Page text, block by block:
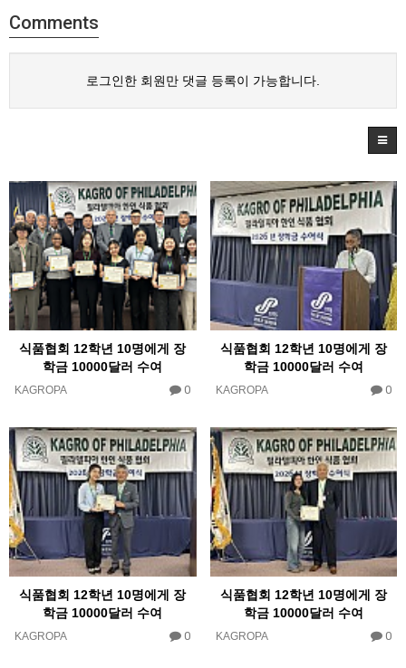
Comments
로그인한 회원만 댓글 등록이 가능합니다.
식품협회 12학년 10명에게 장
학금 10000달러 수여
KAGROPA 0
식품협회 12학년 10명에게 장
학금 10000달러 수여
KAGROPA 0
식품협회 12학년 10명에게 장
학금 10000달러 수여
KAGROPA 0
식품협회 12학년 10명에게 장
학금 10000달러 수여
KAGROPA 0